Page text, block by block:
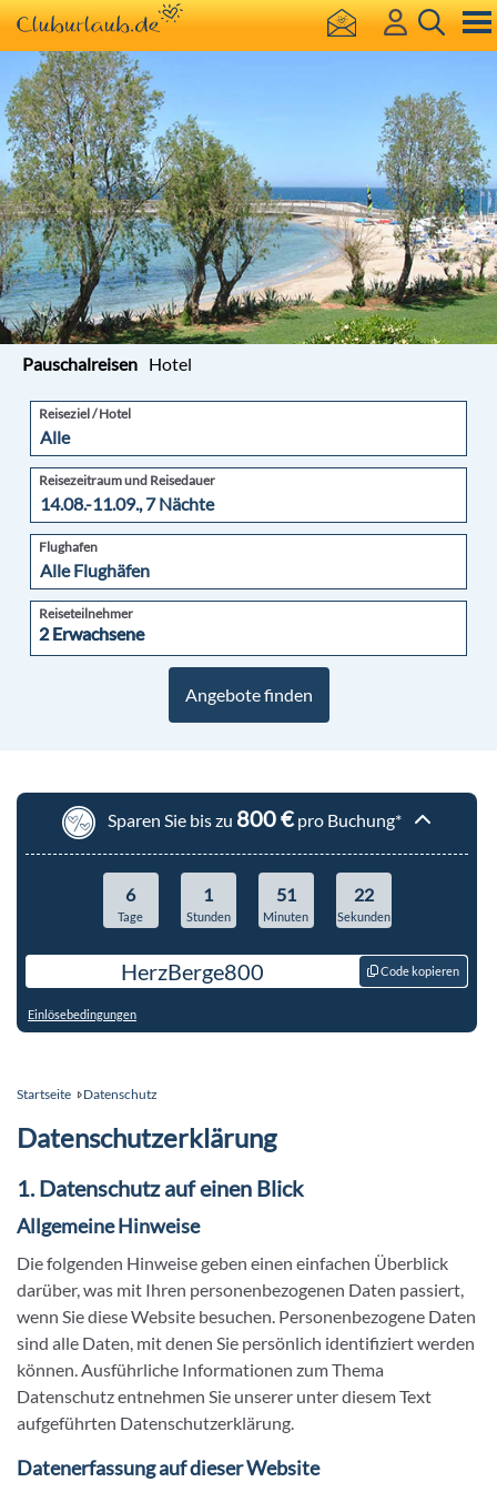
Pauschalreisen Hotel
Reiseziel / Hotel
Reisezeitraum und Reisedauer
Flughafen
Reiseteilnehmer
2 Erwachsene
2 Erwachsene
Angebote finden
Sparen Sie bis zu 800 € pro Buchung*
6
Tage
1
Stunden
51
Minuten
21
Sekunden
HerzBerge800 Code kopieren
Einlösebedingungen
Startseite Datenschutz
Datenschutzerklärung
1. Datenschutz auf einen Blick
Allgemeine Hinweise
Die folgenden Hinweise geben einen einfachen Überblick
darüber, was mit Ihren personenbezogenen Daten passiert,
wenn Sie diese Website besuchen. Personenbezogene Daten
sind alle Daten, mit denen Sie persönlich identifiziert werden
können. Ausführliche Informationen zum Thema
Datenschutz entnehmen Sie unserer unter diesem Text
aufgeführten Datenschutzerklärung.
Datenerfassung auf dieser Website